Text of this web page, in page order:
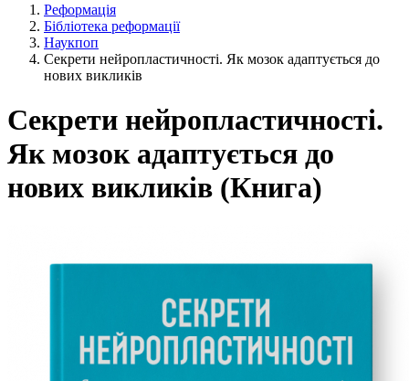
Реформація
Бібліотека реформації
Наукпоп
Секрети нейропластичності. Як мозок адаптується до
нових викликів
Секрети нейропластичності.
Як мозок адаптується до
нових викликів (Книга)